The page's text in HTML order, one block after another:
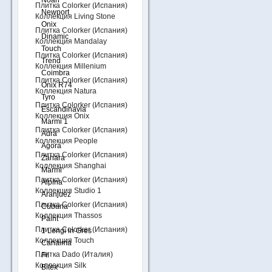
Плитка Colorker (Испания)
Коллекция Living Stone
Плитка Colorker (Испания)
Коллекция Mandalay
Плитка Colorker (Испания)
Коллекция Millenium
Плитка Colorker (Испания)
Коллекция Natura
Плитка Colorker (Испания)
Коллекция Onix
Плитка Colorker (Испания)
Коллекция People
Плитка Colorker (Испания)
Коллекция Shanghai
Плитка Colorker (Испания)
Коллекция Studio 1
Плитка Colorker (Испания)
Коллекция Thassos
Плитка Colorker (Испания)
Коллекция Touch
Плитка Dado (Италия)
Коллекция Silk
Newport
Onix
Dinamic
Touch
Trend
Coimbra
Onix R74
Tyro
Escandinavia
Marmi 1
Adra
Agora
Zahara
Marmi
Alpina
Aranjuez
Cubana
Paint
1 Lengi in Gres
Canaima
Fil
Bitex